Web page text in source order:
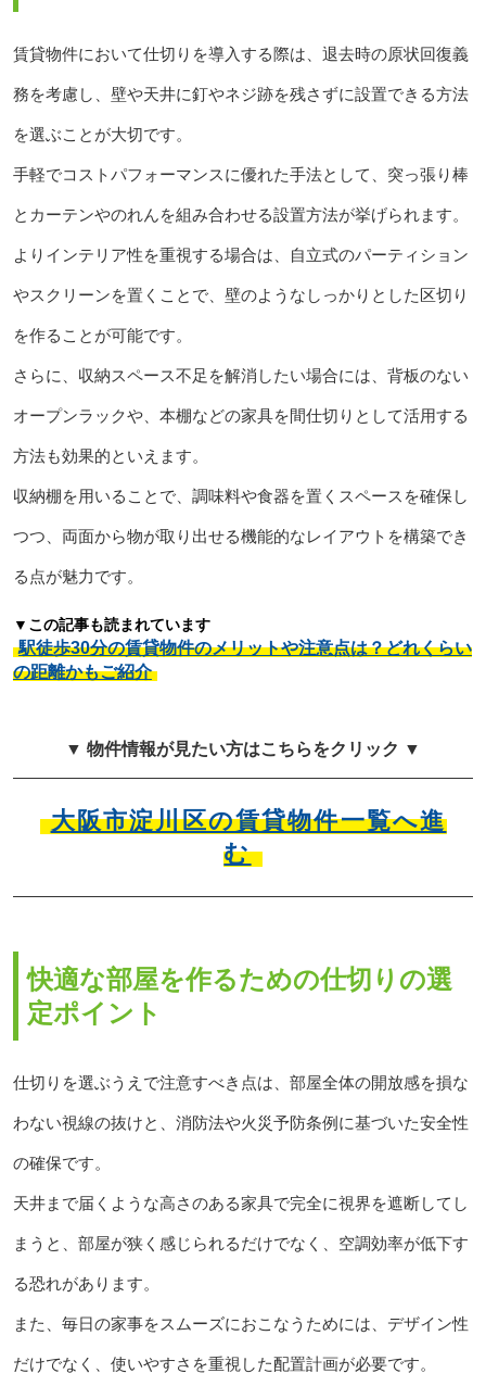
賃貸物件において仕切りを導入する際は、退去時の原状回復義
務を考慮し、壁や天井に釘やネジ跡を残さずに設置できる方法
を選ぶことが大切です。
手軽でコストパフォーマンスに優れた手法として、突っ張り棒
とカーテンやのれんを組み合わせる設置方法が挙げられます。
よりインテリア性を重視する場合は、自立式のパーティション
やスクリーンを置くことで、壁のようなしっかりとした区切り
を作ることが可能です。
さらに、収納スペース不足を解消したい場合には、背板のない
オープンラックや、本棚などの家具を間仕切りとして活用する
方法も効果的といえます。
収納棚を用いることで、調味料や食器を置くスペースを確保し
つつ、両面から物が取り出せる機能的なレイアウトを構築でき
る点が魅力です。
▼この記事も読まれています
駅徒歩30分の賃貸物件のメリットや注意点は？どれくらい
の距離かもご紹介
▼ 物件情報が見たい方はこちらをクリック ▼
大阪市淀川区の賃貸物件一覧へ進
む
快適な部屋を作るための仕切りの選
定ポイント
仕切りを選ぶうえで注意すべき点は、部屋全体の開放感を損な
わない視線の抜けと、消防法や火災予防条例に基づいた安全性
の確保です。
天井まで届くような高さのある家具で完全に視界を遮断してし
まうと、部屋が狭く感じられるだけでなく、空調効率が低下す
る恐れがあります。
また、毎日の家事をスムーズにおこなうためには、デザイン性
だけでなく、使いやすさを重視した配置計画が必要です。